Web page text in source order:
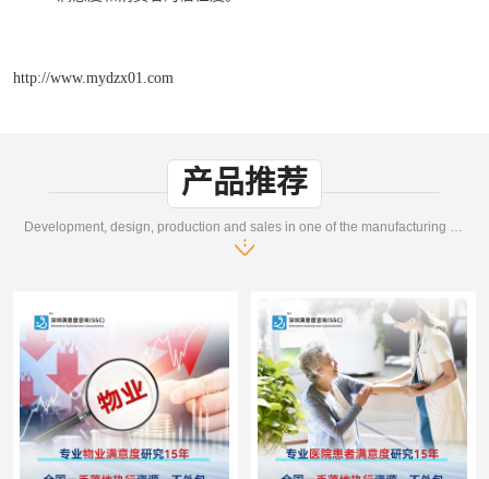
http://www.mydzx01.com
产品推荐